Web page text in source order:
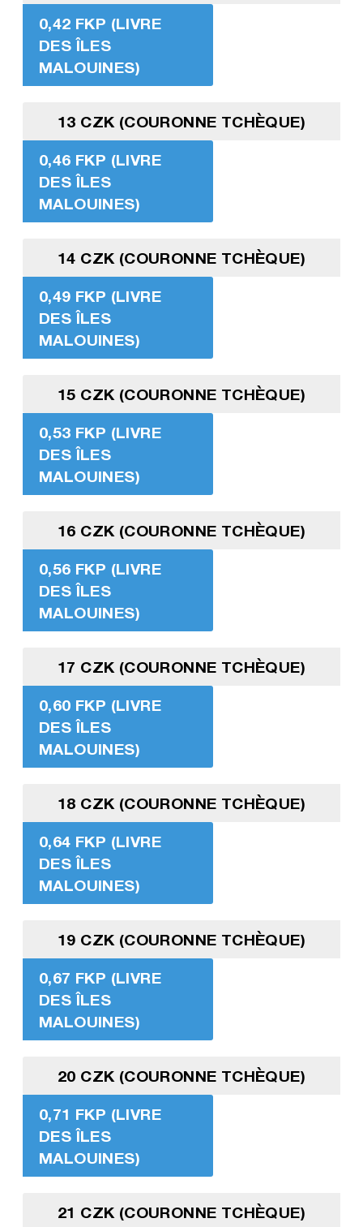
0,42 FKP (LIVRE
DES ÎLES
MALOUINES)
13 CZK (COURONNE TCHÈQUE)
0,46 FKP (LIVRE
DES ÎLES
MALOUINES)
14 CZK (COURONNE TCHÈQUE)
0,49 FKP (LIVRE
DES ÎLES
MALOUINES)
15 CZK (COURONNE TCHÈQUE)
0,53 FKP (LIVRE
DES ÎLES
MALOUINES)
16 CZK (COURONNE TCHÈQUE)
0,56 FKP (LIVRE
DES ÎLES
MALOUINES)
17 CZK (COURONNE TCHÈQUE)
0,60 FKP (LIVRE
DES ÎLES
MALOUINES)
18 CZK (COURONNE TCHÈQUE)
0,64 FKP (LIVRE
DES ÎLES
MALOUINES)
19 CZK (COURONNE TCHÈQUE)
0,67 FKP (LIVRE
DES ÎLES
MALOUINES)
20 CZK (COURONNE TCHÈQUE)
0,71 FKP (LIVRE
DES ÎLES
MALOUINES)
21 CZK (COURONNE TCHÈQUE)